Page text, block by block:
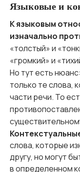
Языковые и
К языковым
изначально
«толстый» и
«громкий» и
Но тут есть
только те слова,
части речи. То
слова, которые
другу, но могут
в определенном